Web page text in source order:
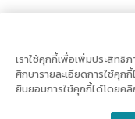
เราใช้คุกกี้เพื่อเพิ่มประสิทธิ
ศึกษารายละเอียดการใช้คุก
ยินยอมการใช้คุกกี้ได้โดยค